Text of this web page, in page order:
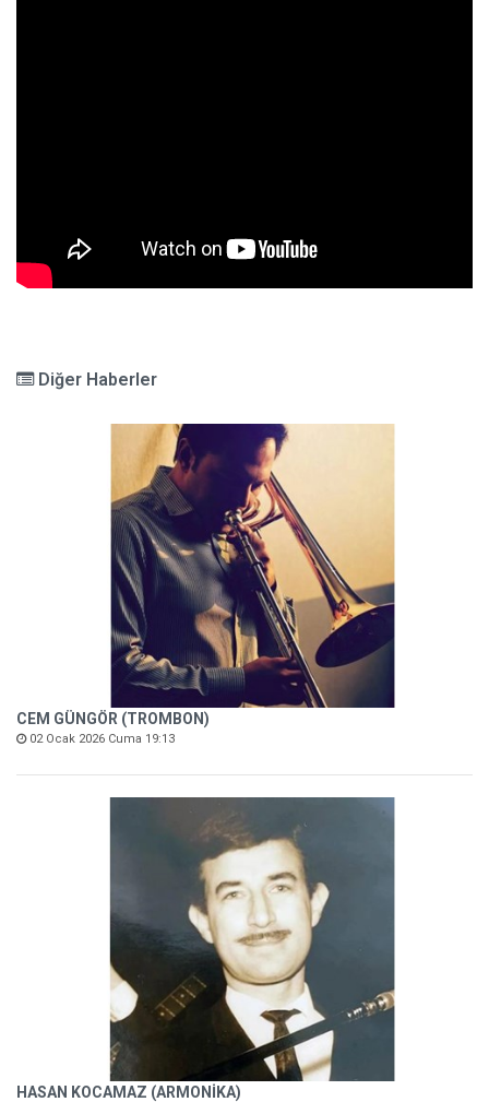
Diğer Haberler
CEM GÜNGÖR (TROMBON)
02 Ocak 2026 Cuma 19:13
HASAN KOCAMAZ (ARMONİKA)